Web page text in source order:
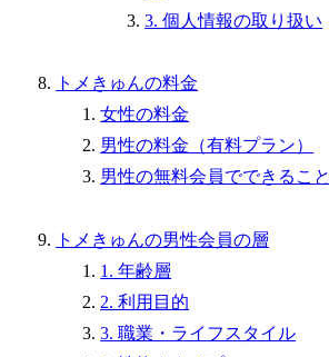
3. 個人情報の取り扱い
トメきゅんの料金
女性の料金
男性の料金（有料プラン）
男性の無料会員でできること
トメきゅんの男性会員の層
1. 年齢層
2. 利用目的
3. 職業・ライフスタイル